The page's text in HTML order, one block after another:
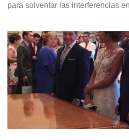
para solventar las interferencias